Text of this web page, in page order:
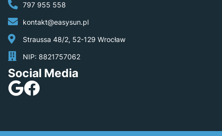
797 955 558
kontakt@easysun.pl
Straussa 48/2, 52-129 Wrocław
NIP: 8821757062
Social Media